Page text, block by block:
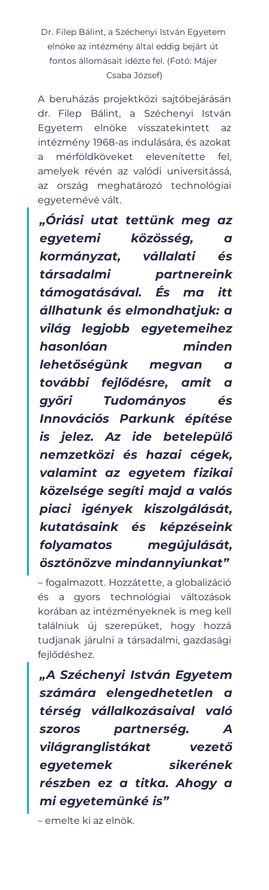
Dr. Filep Bálint, a Széchenyi István Egyetem
elnöke az intézmény által eddig bejárt út
fontos állomásait idézte fel. (Fotó: Májer
Csaba József)
A beruházás projektközi sajtóbejárásán
dr. Filep Bálint, a Széchenyi István
Egyetem elnöke visszatekintett az
intézmény 1968-as indulására, és azokat
a mérföldköveket elevenítette fel,
amelyek révén az valódi universitássá,
az ország meghatározó technológiai
egyetemévé vált.
„Óriási utat tettünk meg az
egyetemi közösség, a
kormányzat, vállalati és
társadalmi partnereink
támogatásával. És ma itt
állhatunk és elmondhatjuk: a
világ legjobb egyetemeihez
hasonlóan minden
lehetőségünk megvan a
további fejlődésre, amit a
győri Tudományos és
Innovációs Parkunk építése
is jelez. Az ide betelepülő
nemzetközi és hazai cégek,
valamint az egyetem fizikai
közelsége segíti majd a valós
piaci igények kiszolgálását,
kutatásaink és képzéseink
folyamatos megújulását,
ösztönözve mindannyiunkat”
– fogalmazott. Hozzátette, a globalizáció
és a gyors technológiai változások
korában az intézményeknek is meg kell
találniuk új szerepüket, hogy hozzá
tudjanak járulni a társadalmi, gazdasági
fejlődéshez.
„A Széchenyi István Egyetem
számára elengedhetetlen a
térség vállalkozásaival való
szoros partnerség. A
világranglistákat vezető
egyetemek sikerének
részben ez a titka. Ahogy a
mi egyetemünké is”
– emelte ki az elnök.